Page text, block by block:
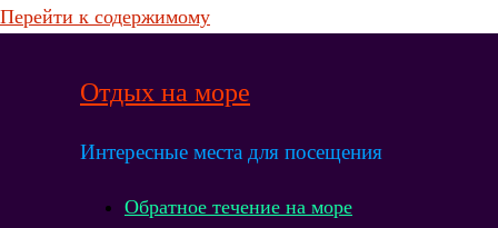
Перейти к содержимому
Отдых на море
Интересные места для посещения
Обратное течение на море